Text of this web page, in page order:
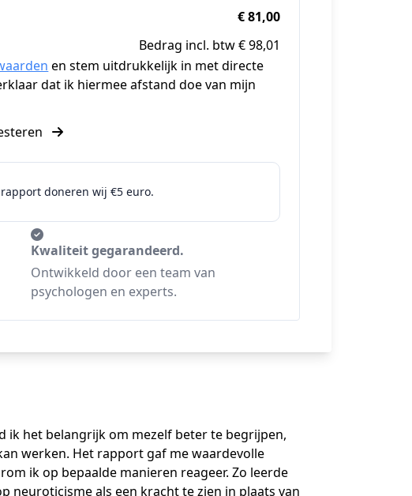
€ 81,00
Bedrag incl. btw € 98,01
en stem uitdrukkelijk in met directe
dat ik hiermee afstand doe van mijn
doneren wij €5 euro.
Kwaliteit gegarandeerd.
Ontwikkeld door een team van
psychologen en experts.
ik het belangrijk om mezelf beter te begrijpen,
werken. Het rapport gaf me waardevolle
ik op bepaalde manieren reageer. Zo leerde
neuroticisme als een kracht te zien in plaats van